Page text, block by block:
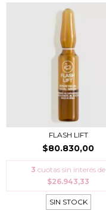
FLASH LIFT
$80.830,00
3 cuotas sin interés de
$26.943,33
SIN STOCK